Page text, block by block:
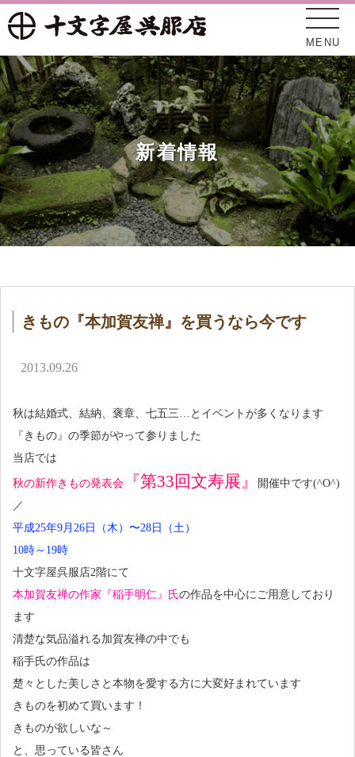
MENU
新着情報
十文字屋について
オンラインショップ
アクセス
新着情報
きもの『本加賀友禅』を買うなら今です
2013.09.26
秋は結婚式、結納、褒章、七五三…とイベントが多くなります
『きもの』の季節がやって参りました
当店では
秋の新作きもの発表会 『第33回文寿展』
開催中です(^O^)
／
平成25年9月26日（木）〜28日（土）
10時～19時
十文字屋呉服店2階にて
本加賀友禅の作家『稲手明仁』氏の作品を中心にご用意しており
ます
清楚な気品溢れる加賀友禅の中でも
稲手氏の作品は
楚々とした美しさと本物を愛する方に大変好まれています
きものを初めて買います！
きものが欲しいな～
と、思っている皆さん